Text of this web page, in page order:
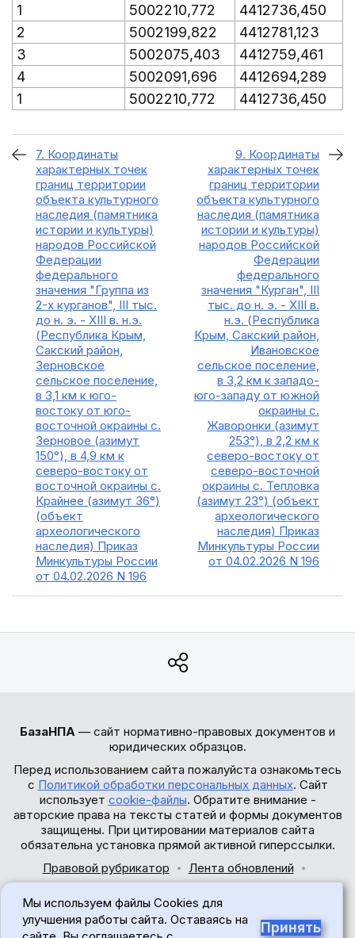
1
5002210,772
4412736,450
2
5002199,822
4412781,123
3
5002075,403
4412759,461
4
5002091,696
4412694,289
1
5002210,772 4412736,450
7. Координаты
характерных точек
границ территории
объекта культурного
наследия (памятника
истории и культуры)
народов Российской
Федерации
федерального
значения "Группа из
2-х курганов", III тыс.
до н. э. - XIII в. н.э.
(Республика Крым,
Сакский район,
Зерновское
сельское поселение,
в 3,1 км к юго-
востоку от юго-
восточной окраины с.
Зерновое (азимут
150°), в 4,9 км к
северо-востоку от
восточной окраины с.
Крайнее (азимут 36°)
(объект
археологического
наследия) Приказ
Минкультуры России
от 04.02.2026 N 196
9. Координаты
характерных точек
границ территории
объекта культурного
наследия (памятника
истории и культуры)
народов Российской
Федерации
федерального
значения "Курган", III
тыс. до н. э. - XIII в.
н.э. (Республика
Крым, Сакский район,
Ивановское
сельское поселение,
в 3,2 км к западо-
юго-западу от южной
окраины с.
Жаворонки (азимут
253°), в 2,2 км к
северо-востоку от
северо-восточной
окраины с. Тепловка
(азимут 23°) (объект
археологического
наследия) Приказ
Минкультуры России
от 04.02.2026 N 196
БазаНПА — сайт нормативно-правовых документов и
юридических образцов.
Перед использованием сайта пожалуйста ознакомьтесь
с Политикой обработки персональных данных. Сайт
использует cookie-файлы. Обратите внимание -
авторские права на тексты статей и формы документов
защищены. При цитировании материалов сайта
обязательна установка прямой активной гиперссылки.
Правовой рубрикатор
Лента обновлений
© 2017-2026
Мы используем файлы Cookies для
улучшения работы сайта. Оставаясь на
Принять